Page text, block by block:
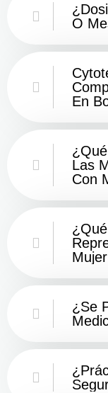
O
En
Las
Con
¿Se